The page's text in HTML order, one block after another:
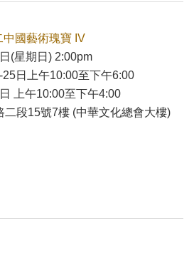
國藝術瑰寶 IV
(星期日) 2:00pm
日上午10:00至下午6:00
上午10:00至下午4:00
二段15號7樓 (中華文化總會大樓)